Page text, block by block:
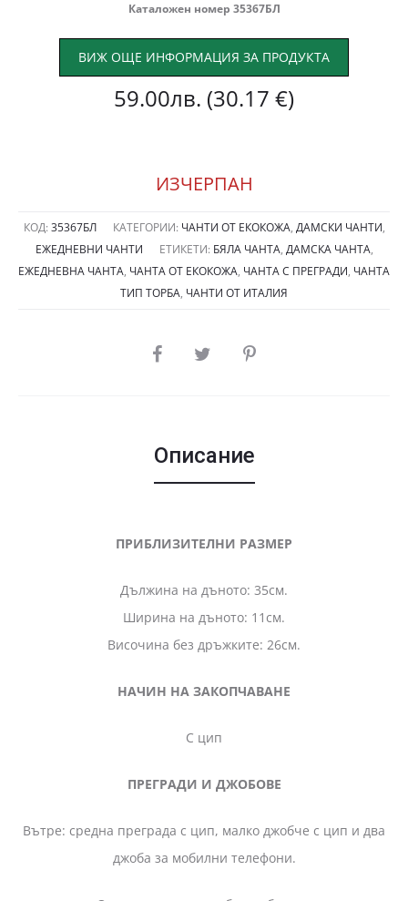
Каталожен номер 35367БЛ
ВИЖ ОЩЕ ИНФОРМАЦИЯ ЗА ПРОДУКТА
59.00лв. (30.17 €)
ИЗЧЕРПАН
КОД: 35367БЛ КАТЕГОРИИ: ЧАНТИ ОТ ЕКОКОЖА, ДАМСКИ ЧАНТИ,
ЕЖЕДНЕВНИ ЧАНТИ
ЕТИКЕТИ: БЯЛА ЧАНТА, ДАМСКА ЧАНТА,
ЕЖЕДНЕВНА ЧАНТА, ЧАНТА ОТ ЕКОКОЖА, ЧАНТА С ПРЕГРАДИ, ЧАНТА
ТИП ТОРБА, ЧАНТИ ОТ ИТАЛИЯ
SHARE
Описание
ПРИБЛИЗИТЕЛНИ РАЗМЕР
Дължина на дъното: 35см.
Ширина на дъното: 11см.
Височина без дръжките: 26см.
НАЧИН НА ЗАКОПЧАВАНЕ
С цип
ПРЕГРАДИ И ДЖОБОВЕ
Вътре: средна преграда с цип, малко джобче с цип и два
джоба за мобилни телефони.